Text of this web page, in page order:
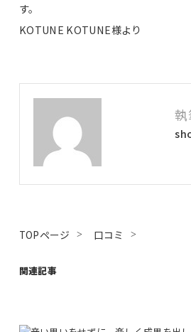
す。
KOTUNE KOTUNE様より
執
TOPページ 口コミ
関連記事